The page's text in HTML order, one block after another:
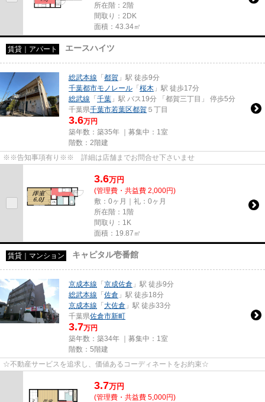
所在階：2階
間取り：2DK
面積：43.34㎡
賃貸｜アパート エースハイツ
総武本線 「都賀 」駅 徒歩9分
千葉都市モノレール 「桜木 」駅 徒歩17分
総武線 「千葉 」駅 バス19分 「都賀三丁目」 停歩5分
千葉県千葉市若葉区都賀 ５丁目
3.6万円
築年数：築35年 ｜募集中： 1室
階数：2階建
※※告知事項有り※※ 詳細は店舗までお問合せ下さいませ
3.6万円
(管理費・共益費 2,000円)
敷：0ヶ月｜礼：0ヶ月
所在階：1階
間取り：1K
面積：19.87㎡
賃貸｜マンション キャピタル壱番館
京成本線 「京成佐倉 」駅 徒歩9分
総武本線 「佐倉 」駅 徒歩18分
京成本線 「大佐倉 」駅 徒歩33分
千葉県佐倉市新町
3.7万円
築年数：築34年 ｜募集中： 1室
階数：5階建
☆不動産サービスを追求し、価値あるコーディネートをお約束☆
3.7万円
(管理費・共益費 5,000円)